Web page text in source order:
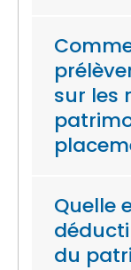
sur les
Quelle
du